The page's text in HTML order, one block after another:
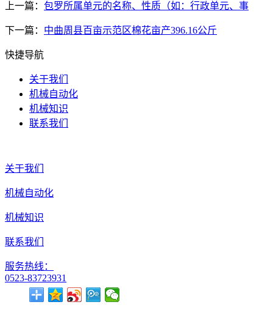
上一篇： 包罗所属单元的名称、性质（如：行政单元、事
下一篇： 中曲周县百亩示范区棉花亩产396.16公斤
快捷导航
关于我们
机械自动化
机械知识
联系我们
关于我们
机械自动化
机械知识
联系我们
服务热线：
0523-83723931